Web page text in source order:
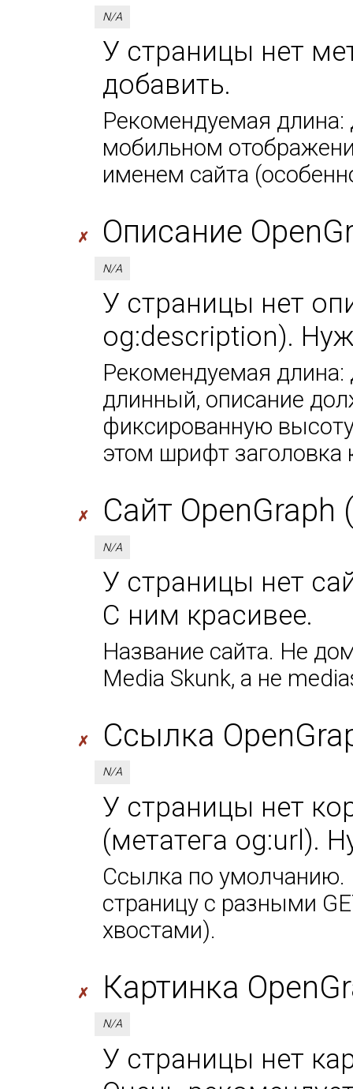
N/A
У страницы нет
добавить.
Рекомендуемая длина:
мобильном
именем сайта
✗ Описание
N/A
У страницы нет
og:description).
Рекомендуемая длина:
длинный, описание
фиксированную
этом шрифт заголовка
✗ Сайт OpenGraph
N/A
У страницы нет
С ним красивее.
Название сайта. Не
Media Skunk, а не
✗ Ссылка
N/A
У страницы нет
(метатега og:url).
Ссылка по умолчанию.
страницу с разными
хвостами).
✗ Картинка
N/A
У страницы нет